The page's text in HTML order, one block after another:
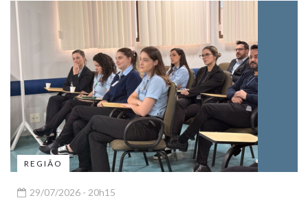
REGIÃO
29/07/2026 - 20h15